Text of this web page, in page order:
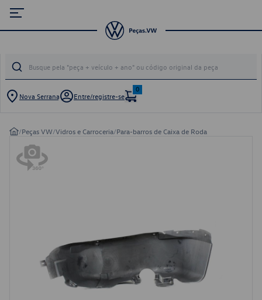
Nova Serrana Entre/registre-se
0
/Peças VW/Vidros e Carroceria/Para-barros de Caixa de Roda